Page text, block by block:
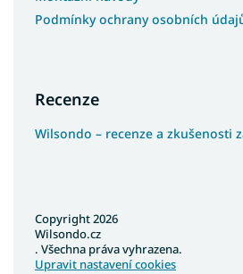
Podmínky ochrany osobních
Recenze
Wilsondo – recenze a zkušenosti
Copyright 2026
Wilsondo.cz
. Všechna práva vyhrazena.
Upravit nastavení cookies